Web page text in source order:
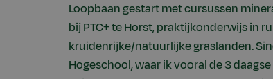
Loopbaan gestart met cursussen
bij PTC+ te Horst, praktijkonderwijs in
kruidenrijke/natuurlijke graslanden.
Hogeschool, waar ik vooral de 3